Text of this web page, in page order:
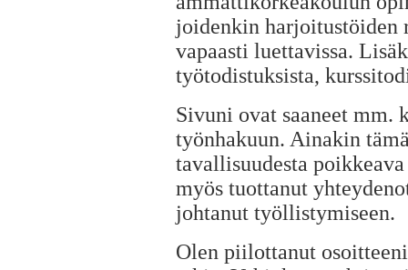
joidenkin harjoitustöiden
vapaasti luettavissa.
työtodistuksista,
Sivuni ovat saaneet mm.
työnhakuun. Ainakin
tavallisuudesta
myös tuottanut
johtanut työllistymiseen.
Olen piilottanut